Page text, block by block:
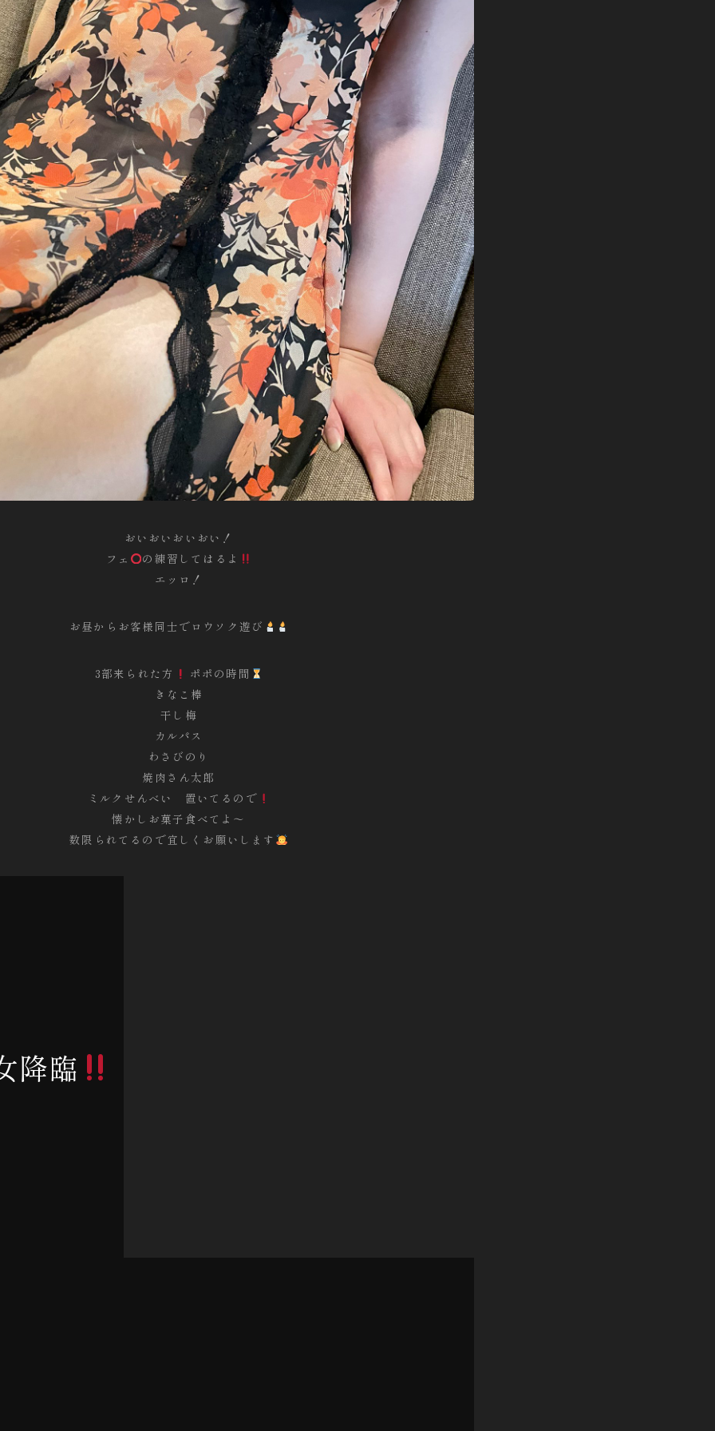
おいおいおいおい！
フェ
の練習してはるよ
エッロ！
お昼からお客様同士でロウソク遊び
3部来られた方
ポポの時間
きなこ棒
干し梅
カルパス
わさびのり
焼肉さん太郎
ミルクせんべい 置いてるので
懐かしお菓子食べてよ〜
数限られてるので宜しくお願いします
降臨